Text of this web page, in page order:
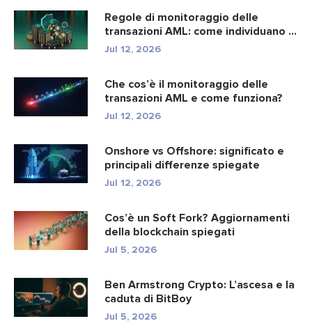
Regole di monitoraggio delle
transazioni AML: come individuano i
r...
Jul 12, 2026
Che cos’è il monitoraggio delle
transazioni AML e come funziona?
Jul 12, 2026
Onshore vs Offshore: significato e
principali differenze spiegate
Jul 12, 2026
Cos’è un Soft Fork? Aggiornamenti
della blockchain spiegati
Jul 5, 2026
Ben Armstrong Crypto: L’ascesa e la
caduta di BitBoy
Jul 5, 2026